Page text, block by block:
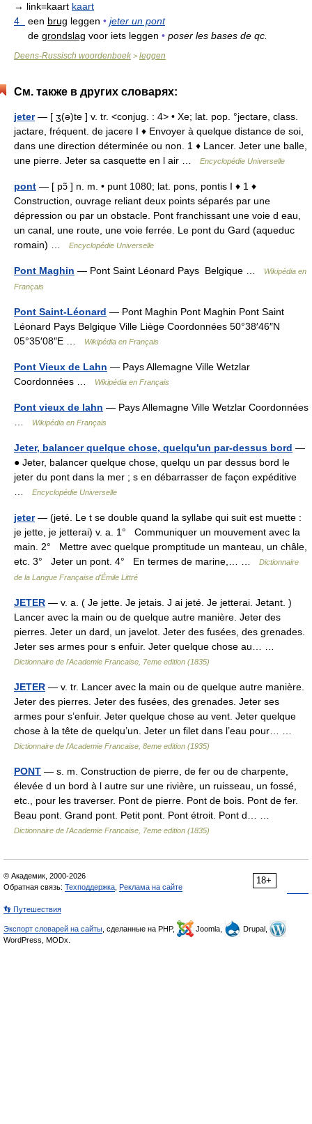
→ link=kaart kaart
4
een brug leggen • jeter un pont
de grondslag voor iets leggen • poser les bases de qc.
Deens-Russisch woordenboek > leggen
См. также в других словарях:
jeter— [ ʒ(ə)te ] v. tr. <conjug. : 4> • Xe; lat. pop. °jectare, class.
jactare, fréquent. de jacere I ♦ Envoyer à quelque distance de soi,
dans une direction déterminée ou non. 1 ♦ Lancer. Jeter une balle,
une pierre. Jeter sa casquette en l air …
Encyclopédie Universelle
pont — [ pɔ̃ ] n. m. • punt 1080; lat. pons, pontis I ♦ 1 ♦
Construction, ouvrage reliant deux points séparés par une
dépression ou par un obstacle. Pont franchissant une voie d eau,
un canal, une route, une voie ferrée. Le pont du Gard (aqueduc
romain) …
Encyclopédie Universelle
Pont Maghin — Pont Saint Léonard Pays Belgique …
Wikipédia en
Français
Pont Saint-Léonard — Pont Maghin Pont Maghin Pont Saint
Léonard Pays Belgique Ville Liège Coordonnées 50°38′46″N
05°35′08″E …
Wikipédia en Français
Pont Vieux de Lahn — Pays Allemagne Ville Wetzlar
Coordonnées …
Wikipédia en Français
Pont vieux de lahn — Pays Allemagne Ville Wetzlar Coordonnées
Wikipédia en Français
Jeter, balancer quelque chose, quelqu'un par-dessus bord —
● Jeter, balancer quelque chose, quelqu un par dessus bord le
jeter du pont dans la mer ; s en débarrasser de façon expéditive
Encyclopédie Universelle
jeter— (jeté. Le t se double quand la syllabe qui suit est muette :
je jette, je jetterai) v. a. 1° Communiquer un mouvement avec la
main. 2° Mettre avec quelque promptitude un manteau, un châle,
etc. 3° Jeter un pont. 4° En termes de marine,… …
Dictionnaire
de la Langue Française d'Émile Littré
JETER — v. a. ( Je jette. Je jetais. J ai jeté. Je jetterai. Jetant. )
Lancer avec la main ou de quelque autre manière. Jeter des
pierres. Jeter un dard, un javelot. Jeter des fusées, des grenades.
Jeter ses armes pour s enfuir. Jeter quelque chose au… …
Dictionnaire de l'Academie Francaise, 7eme edition (1835)
JETER — v. tr. Lancer avec la main ou de quelque autre manière.
Jeter des pierres. Jeter des fusées, des grenades. Jeter ses
armes pour s’enfuir. Jeter quelque chose au vent. Jeter quelque
chose à la tête de quelqu’un. Jeter un filet dans l’eau pour… …
Dictionnaire de l'Academie Francaise, 8eme edition (1935)
PONT — s. m. Construction de pierre, de fer ou de charpente,
élevée d un bord à l autre sur une rivière, un ruisseau, un fossé,
etc., pour les traverser. Pont de pierre. Pont de bois. Pont de fer.
Beau pont. Grand pont. Petit pont. Pont étroit. Pont d… …
Dictionnaire de l'Academie Francaise, 7eme edition (1835)
18+
© Академик, 2000-2026
Обратная связь: Техподдержка Реклама на сайте
👣 Путешествия
Экспорт словарей на сайты , сделанные на PHP, Joomla,
Drupal,
WordPress, MODx.